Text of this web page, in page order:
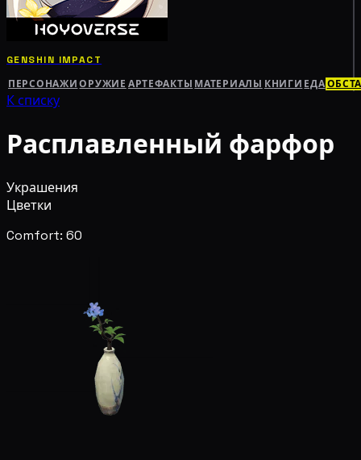
GENSHIN IMPACT
ПЕРСОНАЖИ ОРУЖИЕ АРТЕФАКТЫ МАТЕРИАЛЫ КНИГИ ЕДА
К списку
Расплавленный фарфор
Украшения
Цветки
Comfort: 60